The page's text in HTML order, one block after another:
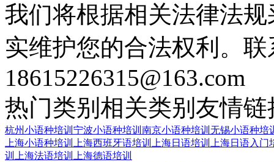
我们将根据相关法律法
实维护您的合法权利。
18615226315@163.com
热门类别 相关类别 友情链
杭州小语种培训 宁波小语种培训 南京小语种培训 无锡小语种培
上海小语种培训
上海西班牙语培训 上海日语培训
上海日语入门
训
上海法语培训
上海德语培训